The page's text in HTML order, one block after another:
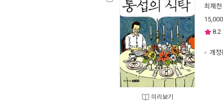
미리보기
최재천
15,000
8.2
개정